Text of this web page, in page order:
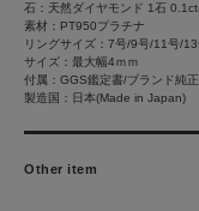
石：天然ダイヤモンド 1石
素材：PT950プラチナ
リングサイズ：7号/9号/11号/
サイズ：最大幅4ｍｍ
付属：GGS鑑定書/ブランド純
製造国：日本(Made in Japan)
Other item